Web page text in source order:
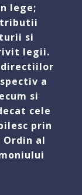
lege;
si
legii.
directiilor
a
si
cele
prin
al